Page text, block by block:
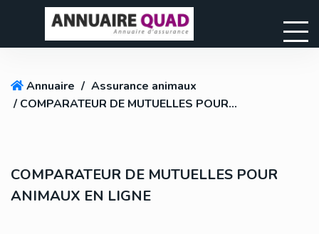
Annuaire / Assurance animaux
/ COMPARATEUR DE MUTUELLES POUR ANIMAUX EN LIGNE
COMPARATEUR DE MUTUELLES POUR
ANIMAUX EN LIGNE